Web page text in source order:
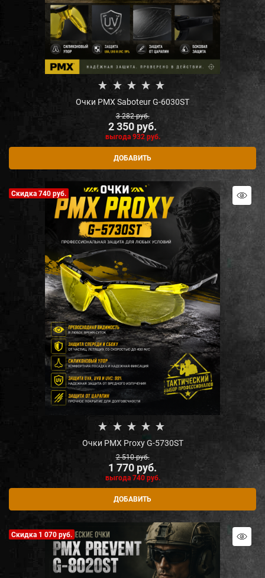
Очки PMX Saboteur G-6030ST
3 282 руб.
2 350 руб.
выгода 932 руб.
ДОБАВИТЬ
Скидка 740 руб.
Очки PMX Proxy G-5730ST
2 510 руб.
1 770 руб.
выгода 740 руб.
ДОБАВИТЬ
Скидка 1 070 руб.